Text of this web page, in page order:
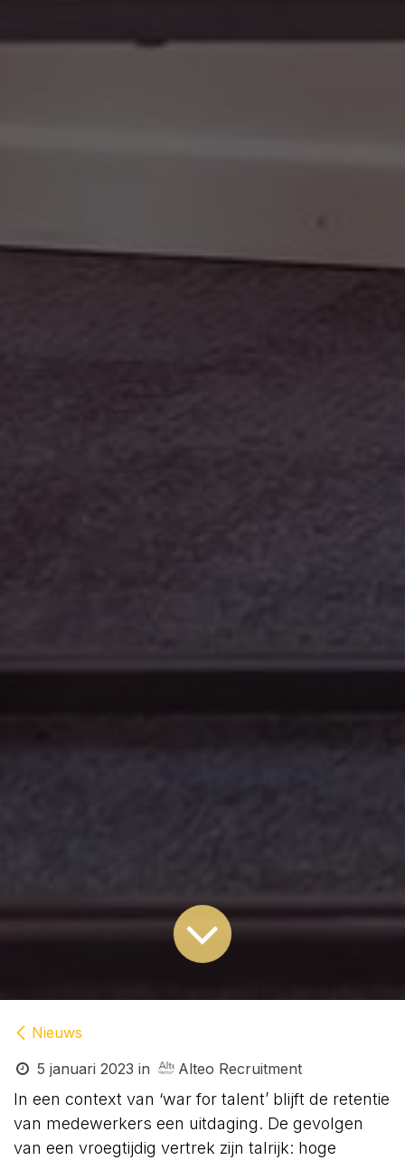
Nieuws
5 januari 2023 in Alteo Recruitment
In een context van ‘war for talent’ blijft de retentie
van medewerkers een uitdaging. De gevolgen
van een vroegtijdig vertrek zijn talrijk: hoge